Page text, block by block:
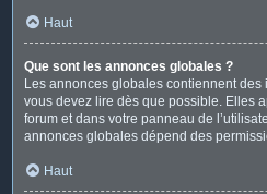
Haut
Que sont les annonces globales ?
Les annonces globales contiennent
vous devez lire dès que possible. Elles
forum et dans votre panneau de
annonces globales dépend des
Haut